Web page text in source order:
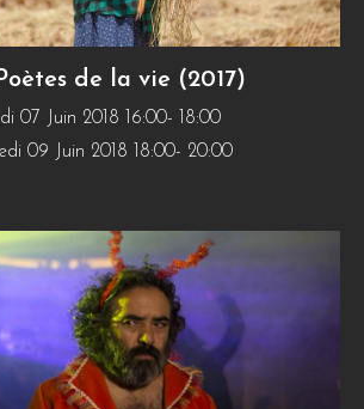
de la vie (2017)
07 Juin 2018 16:00- 18:00
09 Juin 2018 18:00- 20:00